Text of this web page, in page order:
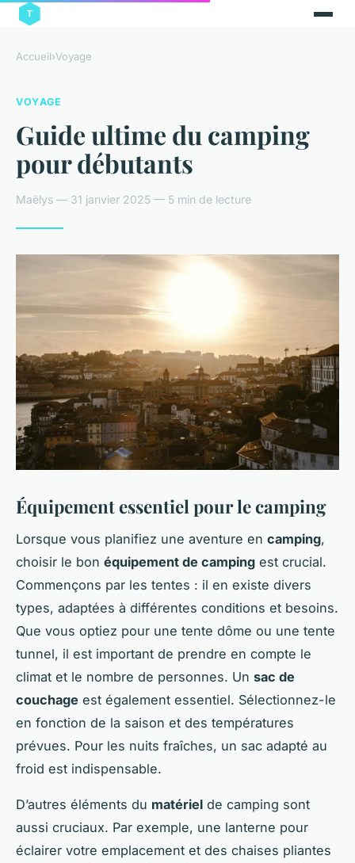
Accueil›Voyage
VOYAGE
Guide ultime du camping
pour débutants
Maëlys — 31 janvier 2025 — 5 min de lecture
Équipement essentiel pour le camping
Lorsque vous planifiez une aventure en camping,
choisir le bon équipement de camping est crucial.
Commençons par les tentes : il en existe divers
types, adaptées à différentes conditions et besoins.
Que vous optiez pour une tente dôme ou une tente
tunnel, il est important de prendre en compte le
climat et le nombre de personnes. Un sac de
couchage est également essentiel. Sélectionnez-le
en fonction de la saison et des températures
prévues. Pour les nuits fraîches, un sac adapté au
froid est indispensable.
D’autres éléments du matériel de camping sont
aussi cruciaux. Par exemple, une lanterne pour
éclairer votre emplacement et des chaises pliantes